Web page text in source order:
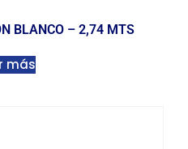
BLANCO – 2,74 MTS
más